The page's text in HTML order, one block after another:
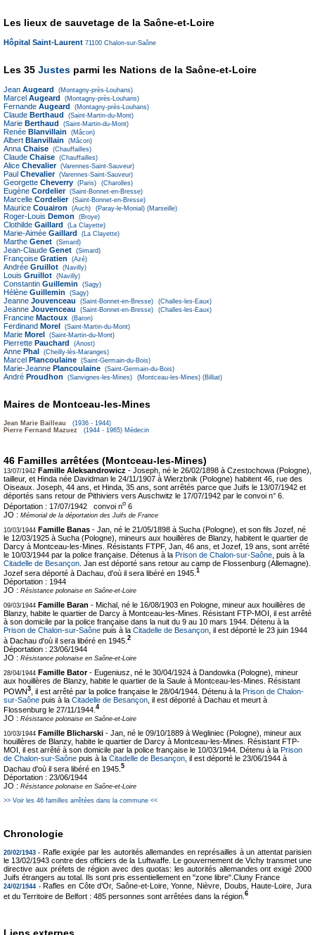
Les lieux de sauvetage de la Saône-et-Loire
Hôpital Saint-Laurent 71100 Chalon-sur-Saône
Les 35 Justes parmi les Nations de la Saône-et-Loire
Jean Augeard (Montagny-près-Louhans)
Marcel Augeard (Montagny-près-Louhans)
Fernande Augeard (Montagny-près-Louhans)
Claude Berthaud (Saint-Martin-du-Mont)
Marie Berthaud (Saint-Martin-du-Mont)
Renée Blanvillain (Mâcon)
Albert Blanvillain (Mâcon)
Anna Chaise (Chauffailles)
Claude Chaise (Chauffailles)
Alice Chevalier (Varennes-Saint-Sauveur)
Paul Chevalier (Varennes-Saint-Sauveur)
Georgette Cheverry (Paris) (Charolles)
Eugène Cordelier (Saint-Bonnet-en-Bresse)
Marcelle Cordelier (Saint-Bonnet-en-Bresse)
Maurice Couairon (Auch) (Paray-le-Monial) (Marseille)
Roger-Louis Demon (Broye)
Clothilde Gaillard (La Clayette)
Marie-Aimée Gaillard (La Clayette)
Marthe Genet (Simard)
Jean-Claude Genet (Simard)
Françoise Gratien (Azé)
Andrée Gruillot (Navilly)
Louis Gruillot (Navilly)
Constantin Guillemin (Sagy)
Hélène Guillemin (Sagy)
Jeanne Jouvenceau (Saint-Bonnet-en-Bresse) (Challes-les-Eaux)
Jeanne Jouvenceau (Saint-Bonnet-en-Bresse) (Challes-les-Eaux)
Francine Mactoux (Baron)
Ferdinand Morel (Saint-Martin-du-Mont)
Marie Morel (Saint-Martin-du-Mont)
Pierrette Pauchard (Anost)
Anne Phal (Cheilly-lès-Maranges)
Marcel Plancoulaine (Saint-Germain-du-Bois)
Marie-Jeanne Plancoulaine (Saint-Germain-du-Bois)
André Proudhon (Sanvignes-les-Mines) (Montceau-les-Mines) (Billiat)
Maires de Montceau-les-Mines
Jean Marie Bailleau
(1936 - 1944)
Pierre Fernand Mazuez
(1944 - 1965) Médecin
46 Familles arrêtées (Montceau-les-Mines)
13/07/1942 Famille Aleksandrowicz - Joseph, né le 26/02/1898 à Czestochowa (Pologne),
tailleur, et Hinda née Davidman le 24/11/1907 à Wierzbnik (Pologne) habitent 46, rue des
Oiseaux. Joseph, 44 ans, et Hinda, 35 ans, sont arrêtés parce que Juifs le 13/07/1942 et
déportés sans retour de Pithiviers vers Auschwitz le 17/07/1942 par le convoi n° 6.
Déportation : 17/07/1942 convoi no 6
JO : Mémorial de la déportation des Juifs de France
10/03/1944 Famille Banas - Jan, né le 21/05/1898 à Sucha (Pologne), et son fils Jozef, né
le 12/03/1925 à Sucha (Pologne), mineurs aux houillères de Blanzy, habitent le quartier de
Darcy à Montceau-les-Mines. Résistants FTPF, Jan, 46 ans, et Jozef, 19 ans, sont arrêté
le 10/03/1944 par la police française. Détenus à la Prison de Chalon-sur-Saône , puis à la
Citadelle de Besançon . Jan est déporté sans retour au camp de Flossenburg (Allemagne).
Jozef sera déporté à Dachau, d'où il sera libéré en 1945. 1
Déportation : 1944
JO : Résistance polonaise en Saône-et-Loire
09/03/1944 Famille Baran - Michal, né le 16/08/1903 en Pologne, mineur aux houillères de
Blanzy, habite le quartier de Darcy à Montceau-les-Mines. Résistant FTP-MOI, il est arrêté
à son domicile par la police française dans la nuit du 9 au 10 mars 1944. Détenu à la
Prison de Chalon-sur-Saône puis à la Citadelle de Besançon , il est déporté le 23 juin 1944
à Dachau d'où il sera libéré en 1945. 2
Déportation : 23/06/1944
JO : Résistance polonaise en Saône-et-Loire
28/04/1944 Famille Bator- Eugeniusz, né le 30/04/1924 à Dandowka (Pologne), mineur
aux houillères de Blanzy, habite le quartier de la Saule à Montceau-les-Mines. Résistant
POWN3 , il est arrêté par la police française le 28/04/1944. Détenu à la Prison de Chalon-
sur-Saône puis à la Citadelle de Besançon , il est déporté à Dachau et meurt à
Flossenburg le 27/11/1944. 4
JO : Résistance polonaise en Saône-et-Loire
10/03/1944 Famille Blicharski - Jan, né le 09/10/1889 à Wegliniec (Pologne), mineur aux
houillères de Blanzy, habite le quartier de Darcy à Montceau-les-Mines. Résistant FTP-
MOI, il est arrêté à son domicile par la police française le 10/03/1944. Détenu à la Prison
de Chalon-sur-Saône puis à la Citadelle de Besançon , il est déporté le 23/06/1944 à
Dachau d'où il sera libéré en 1945. 5
Déportation : 23/06/1944
JO : Résistance polonaise en Saône-et-Loire
>> Voir les 46 familles arrêtées dans la commune <<
Chronologie
20/02/1943 - Rafle exigée par les autorités allemandes en représailles à un attentat parisien
le 13/02/1943 contre des officiers de la Luftwaffe. Le gouvernement de Vichy transmet une
directive aux préfets de région avec des quotas: les autorités allemandes ont exigé 2000
Juifs étrangers au total. Ils sont pris essentiellement en "zone libre".Cluny France
24/02/1944 - Rafles en Côte d’Or, Saône-et-Loire, Yonne, Nièvre, Doubs, Haute-Loire, Jura
et du Territoire de Belfort : 485 personnes sont arrêtées dans la région. 6
Liens externes